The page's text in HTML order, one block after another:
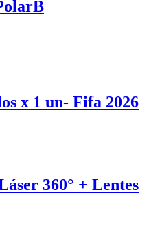
x 1 un- Fifa 2026
360° + Lentes